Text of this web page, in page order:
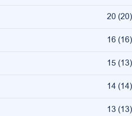
20 (20)
16 (16)
15 (13)
14 (14)
13 (13)